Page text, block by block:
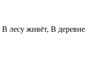
лесу живёт, В деревне